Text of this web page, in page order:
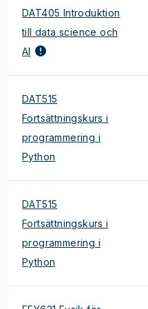
DAT405 Introduktion
till data science och
AI
DAT515
Fortsättningskurs i
programmering i
Python
DAT515
Fortsättningskurs i
programmering i
Python